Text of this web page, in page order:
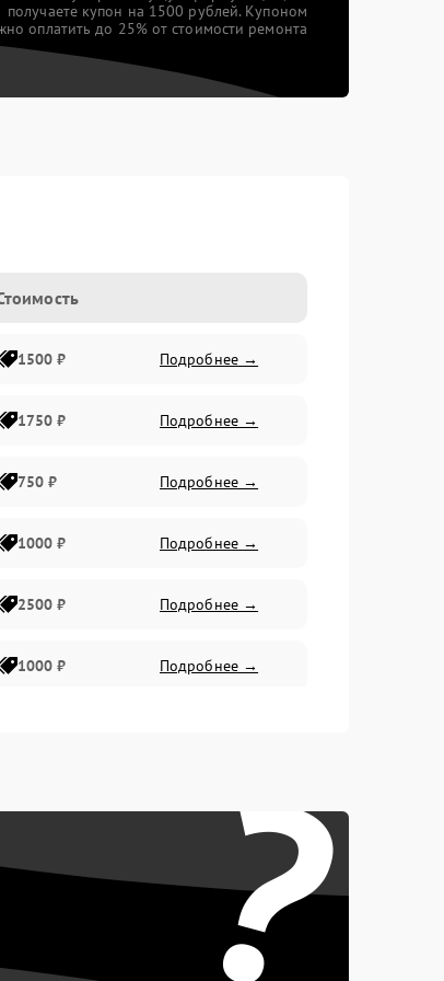
получаете купон на 1500 рублей. Купоном
оплатить до 25% от стоимости ремонта
1500 ₽ Подробнее →
1750 ₽ Подробнее →
750 ₽ Подробнее →
1000 ₽ Подробнее →
2500 ₽ Подробнее →
1000 ₽ Подробнее →
1000 ₽
Подробнее →
?